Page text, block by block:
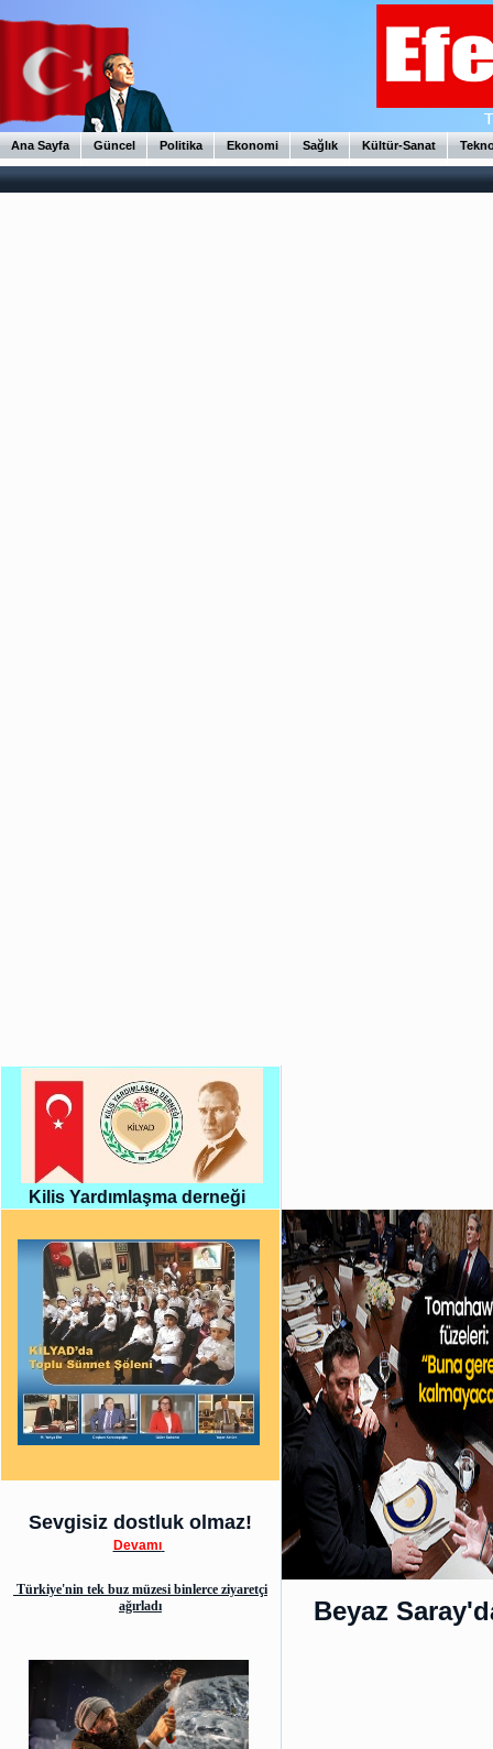
Ana Sayfa Güncel Politika Ekonomi Sağlık Kültür-Sanat
Kilis Yardımlaşma derneği
Sevgisiz dostluk olmaz!
Devamı
Türkiye'nin tek buz müzesi binlerce ziyaretçi
ağırladı
Beyaz